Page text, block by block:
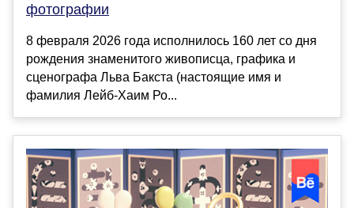
фотографии
8 февраля 2026 года исполнилось 160 лет со дня
рождения знаменитого живописца, графика и
сценографа Льва Бакста (настоящие имя и
фамилия Лейб-Хаим Ро...